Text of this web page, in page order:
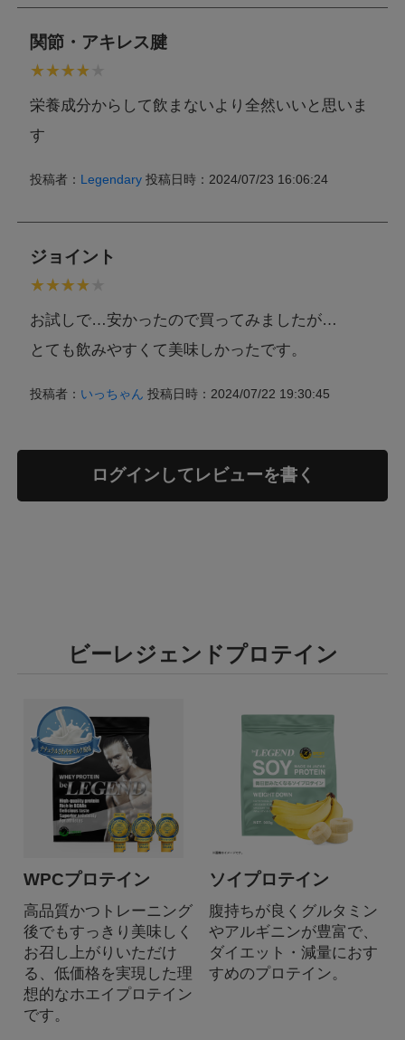
特記事項
ば,鶏肉,豚肉,ゼラチン,オレンジ,キウイフルーツ,くるみ,バナ
ネーションを防止しております。
関節・アキレス腱
栄養成分からして飲まないより全然いいと思いま
す
投稿者： Legendary 投稿日時：2024/07/23 16:06:24
ジョイント
お試しで…安かったので買ってみましたが…
とても飲みやすくて美味しかったです。
投稿者： いっちゃん 投稿日時：2024/07/22 19:30:45
ログインしてレビューを書く
ビーレジェンドプロテイン
WPCプロテイン
高品質かつトレーニング
後でもすっきり美味しく
お召し上がりいただけ
る、低価格を実現した理
想的なホエイプロテイン
です。
ソイプロテイン
腹持ちが良くグルタミン
やアルギニンが豊富で、
ダイエット・減量におす
すめのプロテイン。